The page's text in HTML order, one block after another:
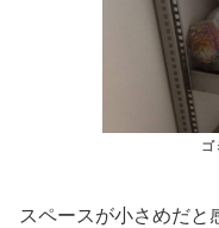
ゴ
スペースが小さめだと